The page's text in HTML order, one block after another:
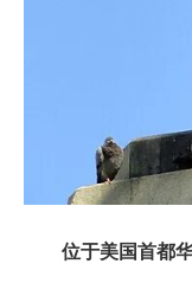
位于美国首都